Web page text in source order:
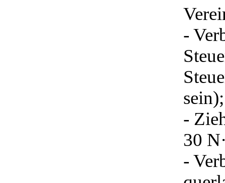
-
sein);
-
30
-